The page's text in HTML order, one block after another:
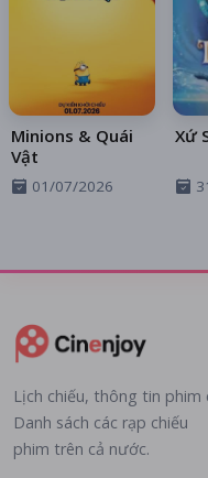
Minions & Quái
Vật
01/07/2026
Xứ
Lịch chiếu, thông tin phim
Danh sách các rạp chiếu
phim trên cả nước.